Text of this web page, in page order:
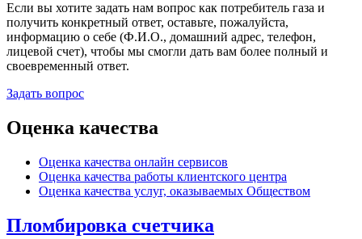
Если вы хотите задать нам вопрос как потребитель газа и
получить конкретный ответ, оставьте, пожалуйста,
информацию о себе (Ф.И.О., домашний адрес, телефон,
лицевой счет), чтобы мы смогли дать вам более полный и
своевременный ответ.
Задать вопрос
Оценка качества
Оценка качества онлайн сервисов
Оценка качества работы клиентского центра
Оценка качества услуг, оказываемых Обществом
Пломбировка счетчика